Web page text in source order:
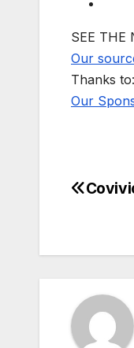
SEE THE
Our
Thanks to:
Our
Post